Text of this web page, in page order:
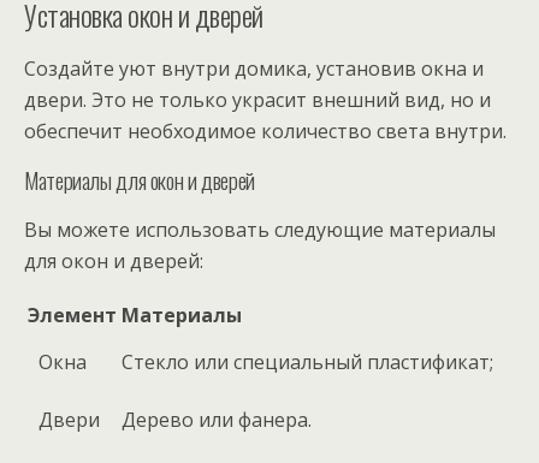
Установка окон и дверей
Создайте уют внутри домика, установив окна и
двери. Это не только украсит внешний вид, но и
обеспечит необходимое количество света внутри.
Материалы для окон и дверей
Вы можете использовать следующие материалы
для окон и дверей:
Элемент Материалы
Окна
Стекло или специальный пластификат;
Двери Дерево или фанера.